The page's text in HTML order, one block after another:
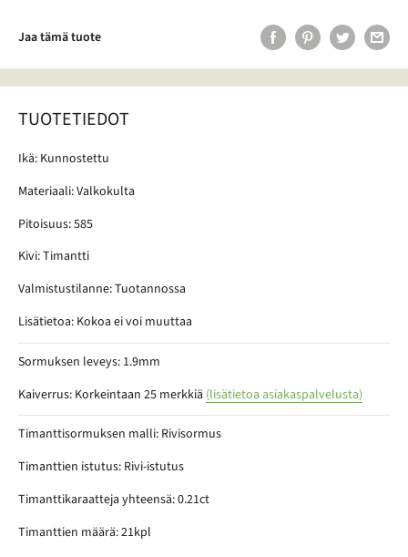
Jaa tämä tuote
TUOTETIEDOT
Ikä: Kunnostettu
Materiaali: Valkokulta
Pitoisuus: 585
Kivi: Timantti
Valmistustilanne: Tuotannossa
Lisätietoa: Kokoa ei voi muuttaa
Sormuksen leveys: 1.9mm
Kaiverrus: Korkeintaan 25 merkkiä (lisätietoa asiakaspalvelusta)
Timanttisormuksen malli: Rivisormus
Timanttien istutus: Rivi-istutus
Timanttikaraatteja yhteensä: 0.21ct
Timanttien määrä: 21kpl